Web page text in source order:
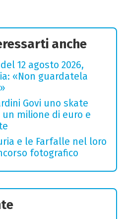
anche
12 agosto 2026,
«Non guardatela
Govi uno skate
milione di euro e
e le Farfalle nel loro
fotografico